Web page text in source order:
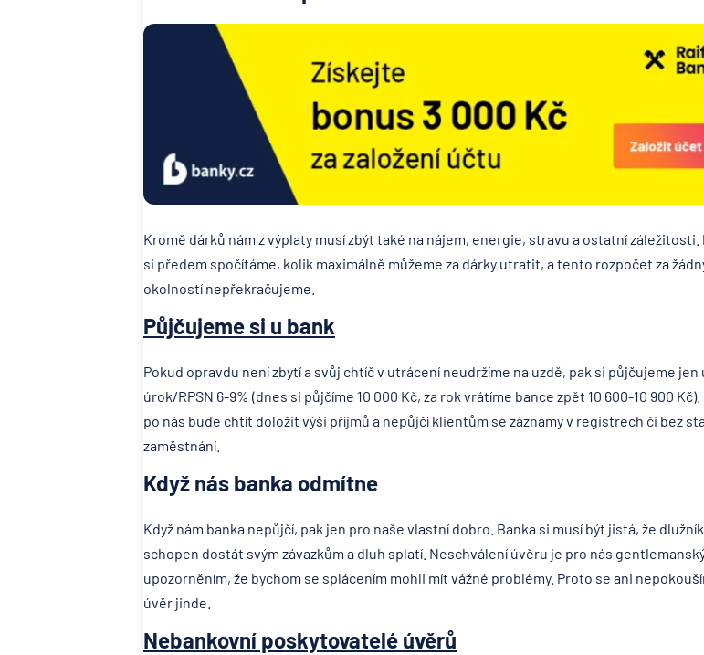
Kromě dárků nám z výplaty musí zbýt také na nájem, energie, stravu a ostatní záležitosti.
si předem spočítáme, kolik maximálně můžeme za dárky utratit, a tento rozpočet za
okolností nepřekračujeme.
Půjčujeme si u bank
Pokud opravdu není zbytí a svůj chtíč v utrácení neudržíme na uzdě, pak si půjčujeme jen
úrok/RPSN 6-9% (dnes si půjčíme 10 000 Kč, za rok vrátíme bance zpět 10 600-10 900 Kč).
po nás bude chtít doložit výši příjmů a nepůjčí klientům se záznamy v registrech či bez
zaměstnání.
Když nás banka odmítne
Když nám banka nepůjčí, pak jen pro naše vlastní dobro. Banka si musí být jistá, že
schopen dostát svým závazkům a dluh splatí. Neschválení úvěru je pro nás
upozorněním, že bychom se splácením mohli mít vážné problémy. Proto se ani
úvěr jinde.
Nebankovní poskytovatelé úvěrů